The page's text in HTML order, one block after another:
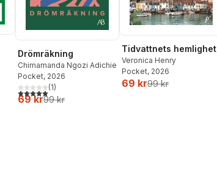
Drömräkning
Chimamanda Ngozi Adichie
Pocket, 2026
5,0utav 5 stjärnor. Totalt antal röster:
(1)
69 kr99 kr
Tidvattnets hemlighet
Veronica Henry
Pocket, 2026
69 kr99 kr